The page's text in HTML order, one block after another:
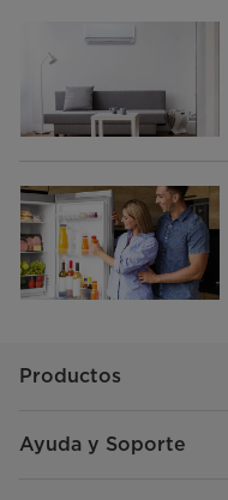
Productos
Ayuda y Soporte